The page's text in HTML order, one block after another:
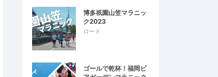
博多祇園山笠マラニッ
ク2023
ロード
ゴールで乾杯！福岡ビ